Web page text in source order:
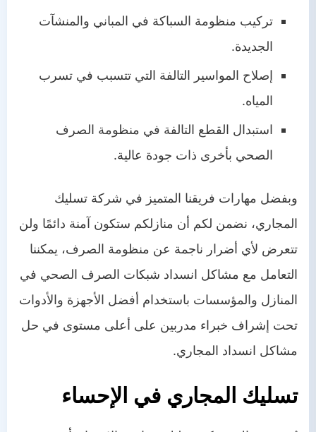
تركيب منظومة السباكة في المباني والمنشآت
الجديدة.
إصلاح المواسير التالفة التي تتسبب في تسرب
المياه.
استبدال القطع التالفة في منظومة الصرف
الصحي بأخرى ذات جودة عالية.
وبفضل مهارات فريقنا المتميز في شركة تسليك
المجاري، نضمن لكم أن منازلكم ستكون آمنة دائمًا ولن
تتعرض لأي أضرار ناجمة عن منظومة الصرف، يمكننا
التعامل مع مشاكل انسداد شبكات الصرف الصحي في
المنازل والمؤسسات باستخدام أفضل الأجهزة والأدوات
تحت إشراف خبراء مدربين على أعلى مستوى في حل
مشاكل انسداد المجاري.
تسليك المجاري في الإحساء